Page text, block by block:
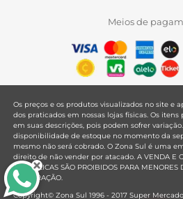
Meios de
Os preços e os produtos visualizados no site e
dos praticados em nossas lojas físicas. Os
em suas descrições, pois podem sofrer
disponibilidade de estoque no momento da
mesmo não será cobrado. O Zona Sul é uma
direito de não vender por atacado. A VENDA E
ALCOÓLICAS SÃO PROIBIDOS PARA MENORES
MODERAÇÃO.
Copyright© Zona Sul 1996 - 2017 Super Mercado